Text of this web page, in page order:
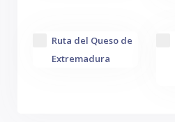
Ruta del Queso de
Extremadura